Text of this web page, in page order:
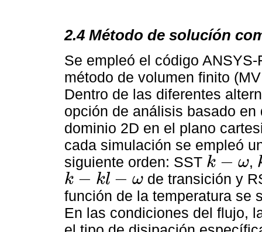
2.4 Método de solucíón
Se empleó el código
método de volumen finito
Dentro de las diferentes
opción de análisis basado
dominio 2D en el plano
cada simulación se empleó
siguiente orden: SST k − ω
k-ω , k
k − kl − ω
k-k ω
de transición y
función de la temperatura se
En las condiciones del flujo,